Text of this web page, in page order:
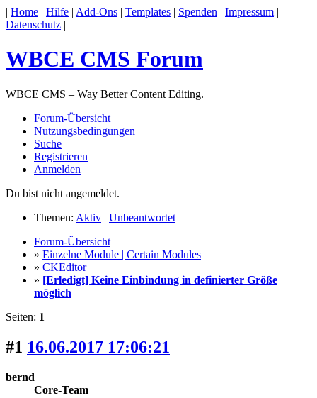
| Home | Hilfe | Add-Ons | Templates | Spenden | Impressum |
Datenschutz |
WBCE CMS Forum
WBCE CMS – Way Better Content Editing.
Forum-Übersicht
Nutzungsbedingungen
Suche
Registrieren
Anmelden
Du bist nicht angemeldet.
Themen: Aktiv | Unbeantwortet
Forum-Übersicht
» Einzelne Module | Certain Modules
» CKEditor
» [Erledigt] Keine Einbindung in definierter Größe
möglich
Seiten: 1
#1 16.06.2017 17:06:21
bernd
Core-Team